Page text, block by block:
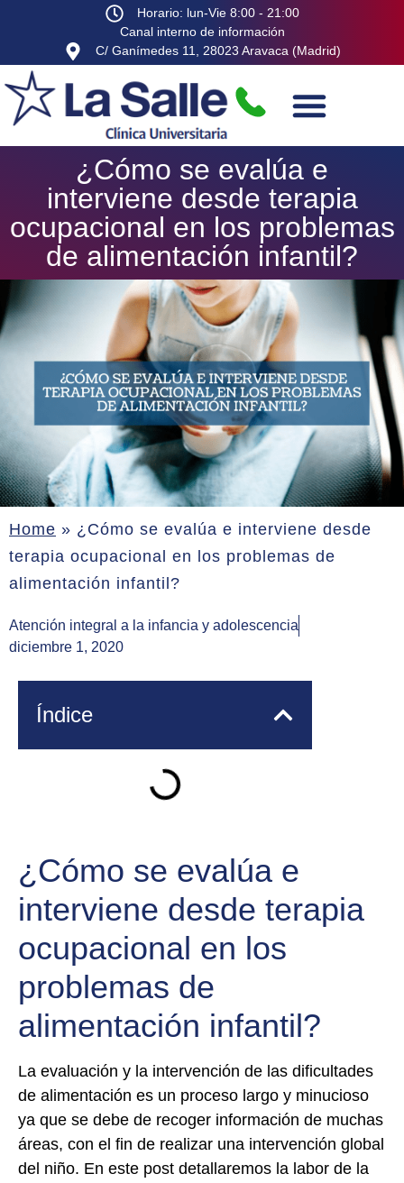
Horario: lun-Vie 8:00 - 21:00
Canal interno de información
C/ Ganímedes 11, 28023 Aravaca (Madrid)
¿Cómo se evalúa e
interviene desde terapia
ocupacional en los problemas
de alimentación infantil?
Home » ¿Cómo se evalúa e interviene desde
terapia ocupacional en los problemas de
alimentación infantil?
Atención integral a la infancia y adolescencia
diciembre 1, 2020
Índice
¿Cómo se evalúa e
interviene desde terapia
ocupacional en los
problemas de
alimentación infantil?
La evaluación y la intervención de las dificultades
de alimentación es un proceso largo y minucioso
ya que se debe de recoger información de muchas
áreas, con el fin de realizar una intervención global
del niño. En este post detallaremos la labor de la